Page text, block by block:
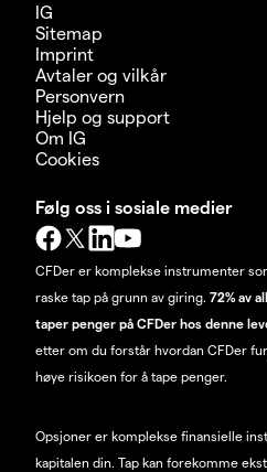
IG
Sitemap
Imprint
Avtaler og vilkår
Personvern
Hjelp og support
Om IG
Cookies
Følg oss i sosiale medier
CFDer er komplekse instrumenter
raske tap på grunn av giring. 72% av
taper penger på CFDer hos denne
etter om du forstår hvordan CFDer
høye risikoen for å tape penger.
Opsjoner er komplekse finansielle
kapitalen din. Tap kan forekomme